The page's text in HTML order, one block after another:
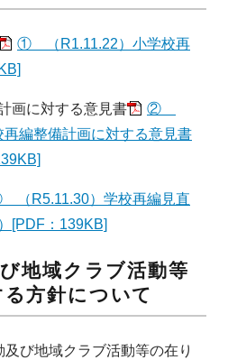
① （R1.11.22）小学校再
画に対する意見書
②
再編整備計画に対する意見書
R5.11.30）学校再編見直
[PDF：139KB]
地域クラブ活動等
方針について
及び地域クラブ活動等の在り